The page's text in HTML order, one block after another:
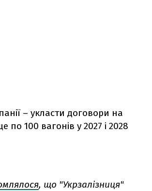
– укласти договори на
по 100 вагонів у 2027 і 2028
, що "Укрзалізниця"